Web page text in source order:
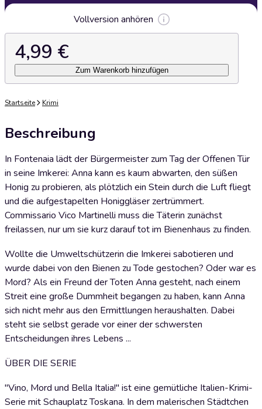
Vollversion anhören
4,99 €
Zum Warenkorb hinzufügen
Startseite Krimi
Beschreibung
In Fontenaia lädt der Bürgermeister zum Tag der Offenen Tür
in seine Imkerei: Anna kann es kaum abwarten, den süßen
Honig zu probieren, als plötzlich ein Stein durch die Luft fliegt
und die aufgestapelten Honiggläser zertrümmert.
Commissario Vico Martinelli muss die Täterin zunächst
freilassen, nur um sie kurz darauf tot im Bienenhaus zu finden.
Wollte die Umweltschützerin die Imkerei sabotieren und
wurde dabei von den Bienen zu Tode gestochen? Oder war es
Mord? Als ein Freund der Toten Anna gesteht, nach einem
Streit eine große Dummheit begangen zu haben, kann Anna
sich nicht mehr aus den Ermittlungen heraushalten. Dabei
steht sie selbst gerade vor einer der schwersten
Entscheidungen ihres Lebens ...
ÜBER DIE SERIE
"Vino, Mord und Bella Italia!" ist eine gemütliche Italien-Krimi-
Serie mit Schauplatz Toskana. In dem malerischen Städtchen